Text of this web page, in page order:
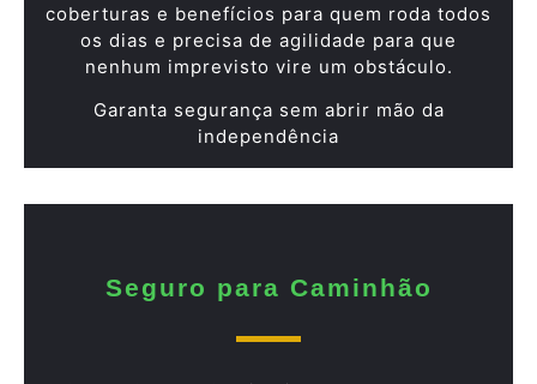
coberturas e benefícios para quem roda todos
os dias e precisa de agilidade para que
nenhum imprevisto vire um obstáculo.
Garanta segurança sem abrir mão da
independência
Seguro para Caminhão